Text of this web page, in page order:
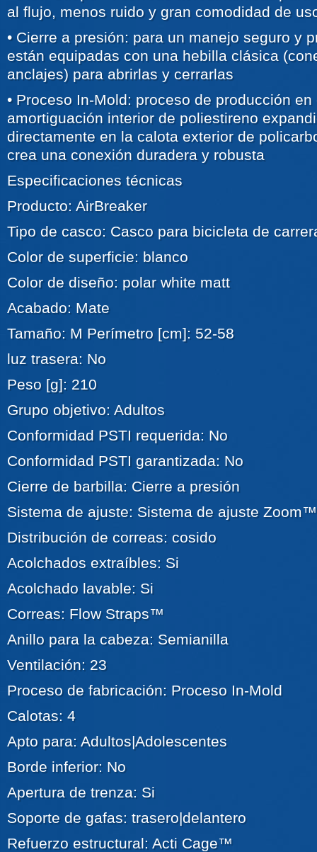
al flujo, menos ruido y gran comodidad de
• Cierre a presión: para un manejo seguro y
están equipadas con una hebilla clásica
anclajes) para abrirlas y cerrarlas
• Proceso In-Mold: proceso de producción
amortiguación interior de poliestireno
directamente en la calota exterior de
crea una conexión duradera y robusta
Especificaciones técnicas
Producto: AirBreaker
Tipo de casco: Casco para bicicleta de
Color de superficie: blanco
Color de diseño: polar white matt
Acabado: Mate
Tamaño: M Perímetro [cm]: 52-58
luz trasera: No
Peso [g]: 210
Grupo objetivo: Adultos
Conformidad PSTI requerida: No
Conformidad PSTI garantizada: No
Cierre de barbilla: Cierre a presión
Sistema de ajuste: Sistema de ajuste
Distribución de correas: cosido
Acolchados extraíbles: Si
Acolchado lavable: Si
Correas: Flow Straps™
Anillo para la cabeza: Semianilla
Ventilación: 23
Proceso de fabricación: Proceso In-Mold
Calotas: 4
Apto para: Adultos|Adolescentes
Borde inferior: No
Apertura de trenza: Si
Soporte de gafas: trasero|delantero
Refuerzo estructural: Acti Cage™